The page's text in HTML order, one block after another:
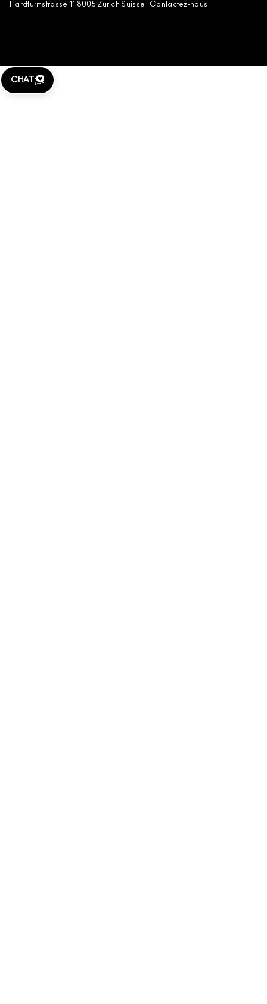
Hardturmstrasse 11 8005 Zurich Suisse | Contactez-nous
CHAT